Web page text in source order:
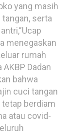
yang masih
serta
menegaskan
rumah
Dadan
bahwa
cuci tangan
tetap berdiam
atau covid-